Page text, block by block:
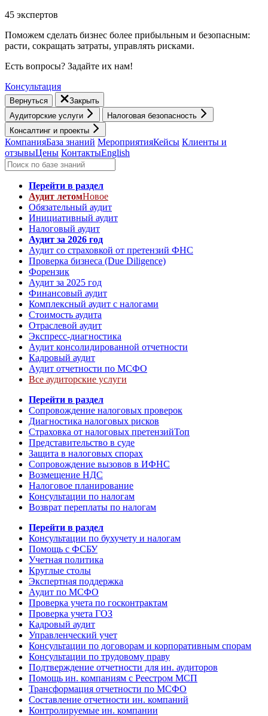
45 экспертов
Поможем сделать бизнес более прибыльным и безопасным:
расти, cокращать затраты, управлять рисками.
Есть вопросы? Задайте их нам!
Консультация
Вернуться
Закрыть
Аудиторские услуги
Налоговая безопасность
Консалтинг и проекты
КомпанияБаза знаний МероприятияКейсы Клиенты и
отзывыЦены КонтактыEnglish
Перейти в раздел
Аудит летомНовое
Обязательный аудит
Инициативный аудит
Налоговый аудит
Аудит за 2026 год
Аудит со страховкой от претензий ФНС
Проверка бизнеса (Due Diligence)
Форензик
Аудит за 2025 год
Финансовый аудит
Комплексный аудит с налогами
Стоимость аудита
Отраслевой аудит
Экспресс-диагностика
Аудит консолидированной отчетности
Кадровый аудит
Аудит отчетности по МСФО
Все аудиторские услуги
Перейти в раздел
Сопровождение налоговых проверок
Диагностика налоговых рисков
Страховка от налоговых претензийТоп
Представительство в суде
Защита в налоговых спорах
Сопровождение вызовов в ИФНС
Возмещение НДС
Налоговое планирование
Консультации по налогам
Возврат переплаты по налогам
Перейти в раздел
Консультации по бухучету и налогам
Помощь с ФСБУ
Учетная политика
Круглые столы
Экспертная поддержка
Аудит по МСФО
Проверка учета по госконтрактам
Проверка учета ГОЗ
Кадровый аудит
Управленческий учет
Консультации по договорам и корпоративным спорам
Консультации по трудовому праву
Подтверждение отчетности для ин. аудиторов
Помощь ин. компаниям с Реестром МСП
Трансформация отчетности по МСФО
Составление отчетности ин. компаний
Контролируемые ин. компании